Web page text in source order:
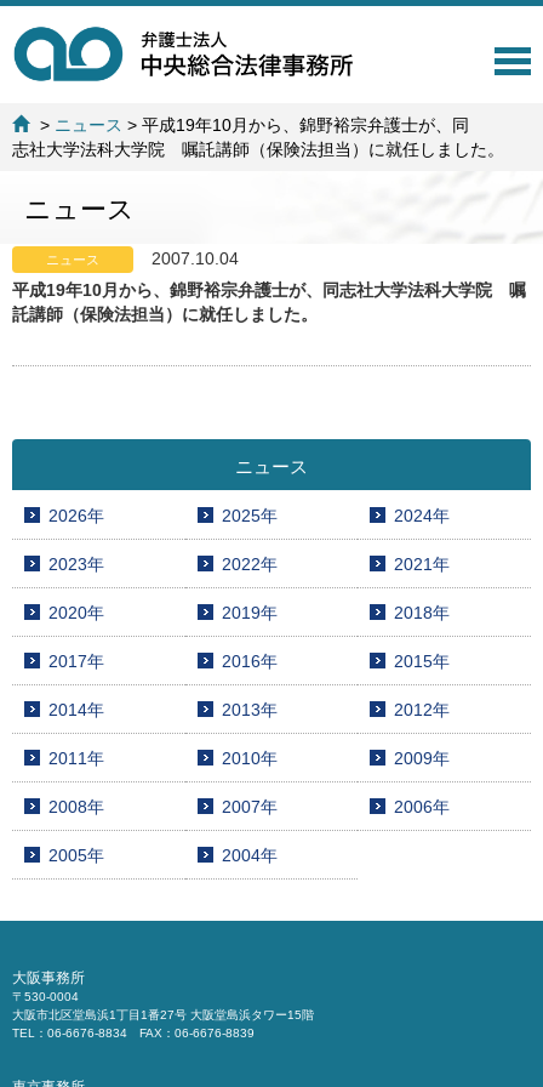
T
g
> ニュース >平成19年10月から、錦野裕宗弁護士が、同
志社大学法科大学院 嘱託講師（保険法担当）に就任しました。
ニュース
ニュース
2007.10.04
平成19年10月から、錦野裕宗弁護士が、同志社大学法科大学院 嘱
託講師（保険法担当）に就任しました。
ニュース
2026年 2025年 2024年
2023年 2022年 2021年
2020年 2019年 2018年
2017年 2016年 2015年
2014年 2013年 2012年
2011年 2010年 2009年
2008年 2007年 2006年
2005年 2004年
大阪事務所
〒530-0004
大阪市北区堂島浜1丁目1番27号 大阪堂島浜タワー15階
TEL：06-6676-8834 FAX：06-6676-8839